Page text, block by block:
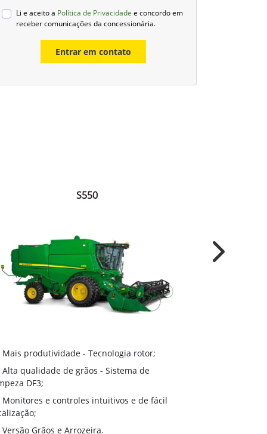
Li e aceito a Política de Privacidade e concordo em
receber comunicações da concessionária.
Entrar em contato
S550
Mais produtividade - Tecnologia rotor;
Alta qualidade de grãos - Sistema de
DF3;
Monitores e controles intuitivos e de fácil
Versão Grãos e Arrozeira.
Next